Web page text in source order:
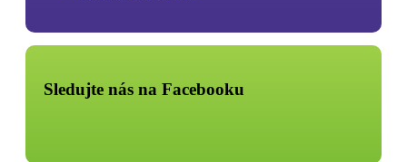
Sledujte nás na Facebooku